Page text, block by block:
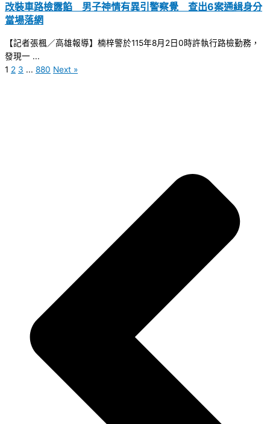
改裝車路檢露餡 男子神情有異引警察覺 查出6案通緝身分
當場落網
【記者張楓／高雄報導】楠梓警於115年8月2日0時許執行路檢勤務，
發現一 ...
1 2 3 ... 880 Next »